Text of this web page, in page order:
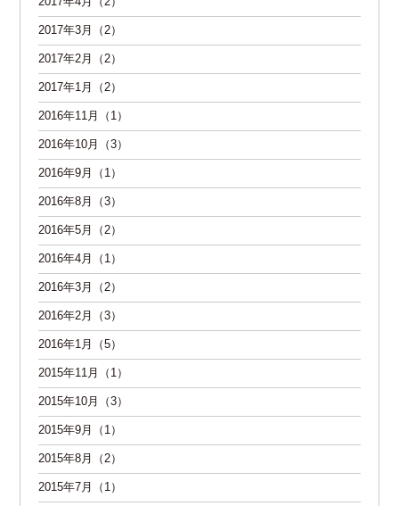
2017年3月（2）
2017年2月（2）
2017年1月（2）
2016年11月（1）
2016年10月（3）
2016年9月（1）
2016年8月（3）
2016年5月（2）
2016年4月（1）
2016年3月（2）
2016年2月（3）
2016年1月（5）
2015年11月（1）
2015年10月（3）
2015年9月（1）
2015年8月（2）
2015年7月（1）